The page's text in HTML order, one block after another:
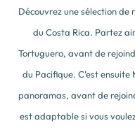
Découvrez une sélection
du Costa Rica. Partez
Tortuguero, avant de
du Pacifique. C’est
panoramas, avant de
est adaptable si vous